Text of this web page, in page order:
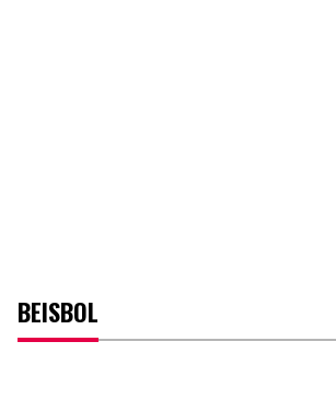
BEISBOL